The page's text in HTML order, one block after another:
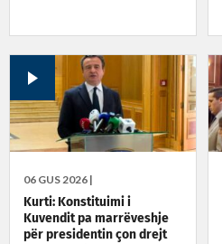
06 GUS 2026 |
Kurti: Konstituimi i
Kuvendit pa marrëveshje
për presidentin çon drejt